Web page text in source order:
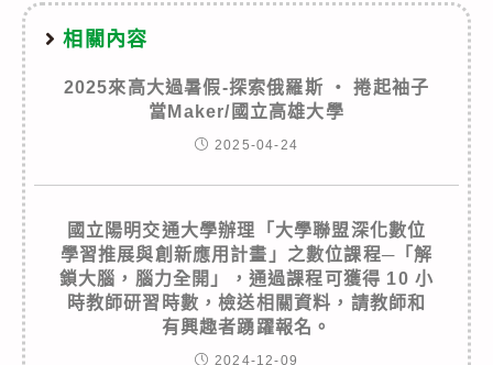
相關內容
2025來高大過暑假-探索俄羅斯 ‧ 捲起袖子
當Maker/國立高雄大學
2025-04-24
國立陽明交通大學辦理「大學聯盟深化數位
學習推展與創新應用計畫」之數位課程─「解
鎖大腦，腦力全開」，通過課程可獲得 10 小
時教師研習時數，檢送相關資料，請教師和
有興趣者踴躍報名。
2024-12-09